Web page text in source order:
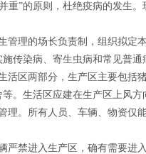
重”的原则，杜绝疫病的发生
理的场长负责制，组织拟定
传染病、寄生虫病和常见普通
区两部分，生产区主要包括
。生活区应建在生产区上风方
。所有人员、车辆、物资仅
禁进入生产区，确有需要进